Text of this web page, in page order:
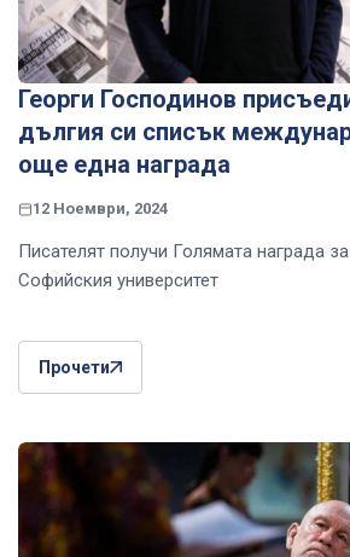
Георги Господинов
дългия си списък
още една награда
12 Ноември, 2024
Писателят получи Голямата награда
Софийския университет
Прочети